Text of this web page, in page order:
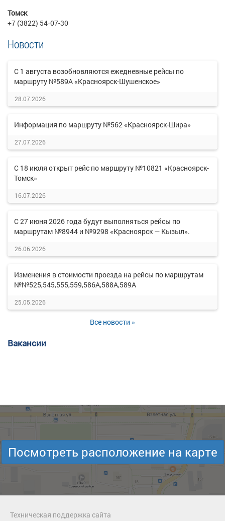
Томск
+7 (3822) 54‑07-30
Новости
С 1 августа возобновляются ежедневные рейсы по
маршруту №589А «Красноярск-Шушенское»
28.07.2026
Информация по маршруту №562 «Красноярск-Шира»
27.07.2026
С 18 июля открыт рейс по маршруту №10821 «Красноярск-
Томск»
16.07.2026
С 27 июня 2026 года будут выполняться рейсы по
маршрутам №8944 и №9298 «Красноярск — Кызыл».
26.06.2026
Изменения в стоимости проезда на рейсы по маршрутам
№№525,545,555,559,586А,588А,589А
25.05.2026
Все новости »
Вакансии
Посмотреть расположение на карте
Техническая поддержка сайта